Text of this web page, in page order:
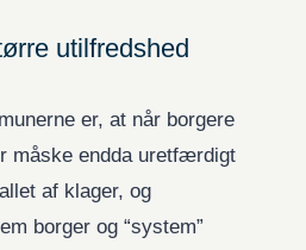
utilfredshed
er, at når borgere
måske endda uretfærdigt
af klager, og
borger og “system”